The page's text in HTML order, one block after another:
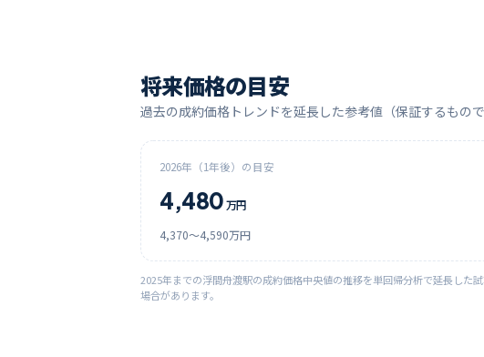
将来価格の目安
過去の成約価格トレンドを延長した参考値（保証するもので
2026年（1年後）の目安
4,480 万円
4,370〜4,590万円
2025年までの浮間舟渡駅の成約価格中央値の推移を単回帰分析で延長した
場合があります。